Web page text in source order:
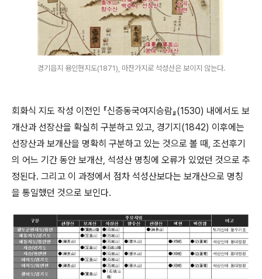
경기읍지 용인현지도(1871), 마찬가지로 석성산은 보이지 않는다.
회화식 지도 작성 이전인 『신증동국여지승람』(1530) 내에서도 보
개산과 선장산을 확실히 구분하고 있고, 경기지(1842) 이후에는
선장산과 보개산을 명확히 구분하고 있는 것으로 볼 때, 조선후기
의 어느 기간 동안 보개산, 석성산 명칭에 오류가 있었던 것으로 추
정된다. 그리고 이 과정에서 점차 석성산보다는 보개산으로 명칭
을 통일했던 것으로 보인다.